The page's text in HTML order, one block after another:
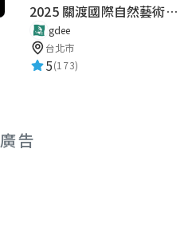
2025 關渡國際自然藝術季 Guandu International Nature Art Festival
gdee
台北市
5(173)
廣告